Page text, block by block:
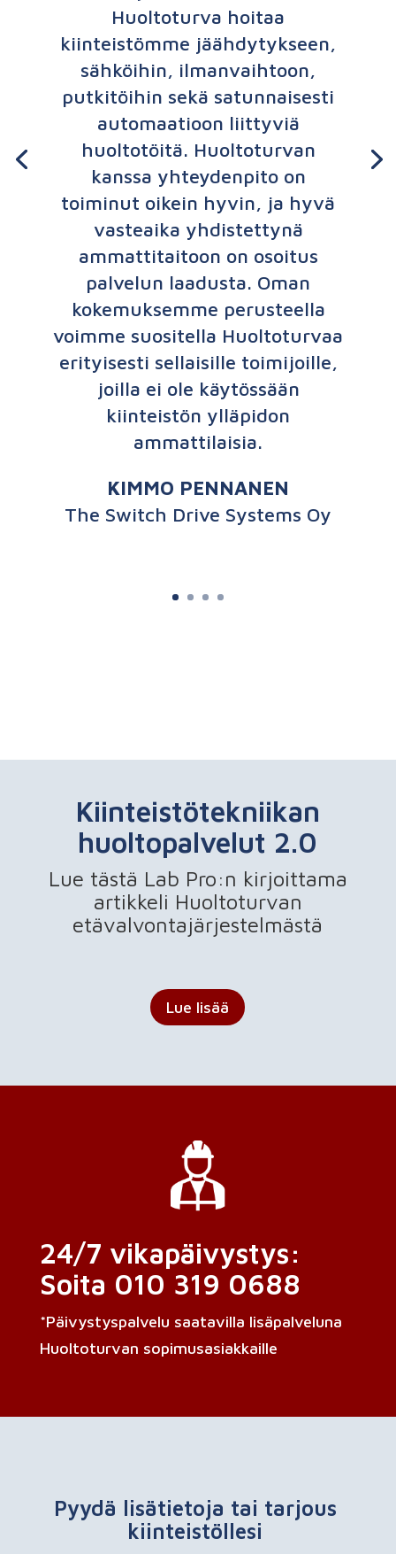
Huoltoturva hoitaa
kiinteistömme jäähdytykseen,
sähköihin, ilmanvaihtoon,
putkitöihin sekä satunnaisesti
automaatioon liittyviä
huoltotöitä. Huoltoturvan
kanssa yhteydenpito on
toiminut oikein hyvin, ja hyvä
vasteaika yhdistettynä
ammattitaitoon on osoitus
palvelun laadusta. Oman
kokemuksemme perusteella
voimme suositella Huoltoturvaa
erityisesti sellaisille toimijoille,
joilla ei ole käytössään
kiinteistön ylläpidon
ammattilaisia.
KIMMO PENNANEN
The Switch Drive Systems Oy
Kiinteistötekniikan
huoltopalvelut 2.0
Lue tästä Lab Pro:n kirjoittama
artikkeli Huoltoturvan
etävalvontajärjestelmästä
Lue lisää
24/7 vikapäivystys:
Soita 010 319 0688
*Päivystyspalvelu saatavilla lisäpalveluna
Huoltoturvan sopimusasiakkaille
Pyydä lisätietoja tai tarjous
kiinteistöllesi